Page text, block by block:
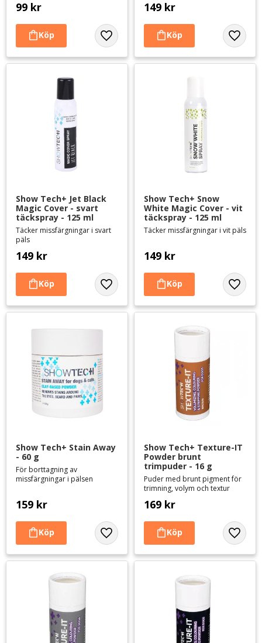
99 kr
Lägg till i favoriter
149 kr
Lägg
Show Tech+ Jet Black
Magic Cover - svart
täckspray - 125 ml
Täcker missfärgningar i svart
päls
149 kr
Lägg till i favoriter
Show Tech+ Snow
White Magic Cover - vit
täckspray - 125 ml
Täcker missfärgningar i vit päls
149 kr
Lägg
Show Tech+ Stain Away
- 60 g
För borttagning av
missfärgningar i pälsen
159 kr
Lägg till i favoriter
Show Tech+ Texture-IT
Powder brunt
trimpuder - 16 g
Puder med brunt pigment för
trimning, volym och textur
169 kr
Lägg